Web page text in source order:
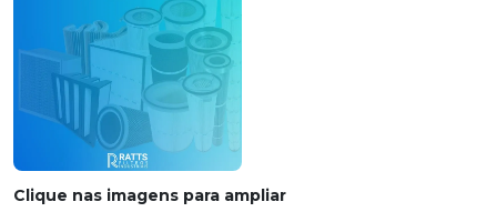
Clique nas imagens para ampliar